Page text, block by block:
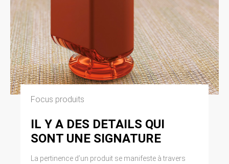
Focus produits
IL Y A DES DETAILS QUI
SONT UNE SIGNATURE
La pertinence d’un produit se manifeste à travers